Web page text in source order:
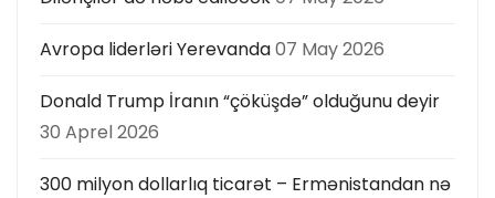
Avropa liderləri Yerevanda07 May 2026
Donald Trump İranın “çöküşdə” olduğunu deyir
30 Aprel 2026
300 milyon dollarlıq ticarət – Ermənistandan nə